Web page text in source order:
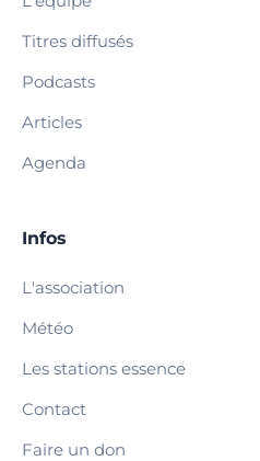
Titres diffusés
Podcasts
Articles
Agenda
Infos
L'association
Météo
Les stations essence
Contact
Faire un don